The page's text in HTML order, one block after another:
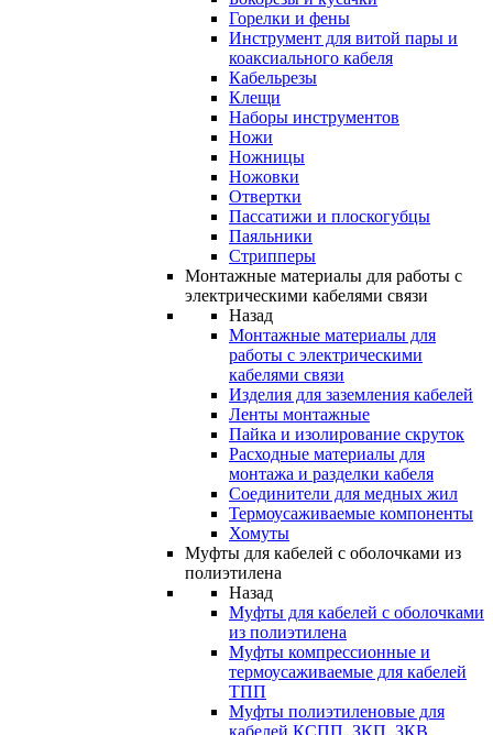
Горелки и фены
Инструмент для витой пары и
коаксиального кабеля
Кабельрезы
Клещи
Наборы инструментов
Ножи
Ножницы
Ножовки
Отвертки
Пассатижи и плоскогубцы
Паяльники
Стрипперы
Монтажные материалы для работы с
электрическими кабелями связи
Назад
Монтажные материалы для
работы с электрическими
кабелями связи
Изделия для заземления кабелей
Ленты монтажные
Пайка и изолирование скруток
Расходные материалы для
монтажа и разделки кабеля
Соединители для медных жил
Термоусаживаемые компоненты
Хомуты
Муфты для кабелей с оболочками из
полиэтилена
Назад
Муфты для кабелей с оболочками
из полиэтилена
Муфты компрессионные и
термоусаживаемые для кабелей
ТПП
Муфты полиэтиленовые для
кабелей КСПП, ЗКП, ЗКВ